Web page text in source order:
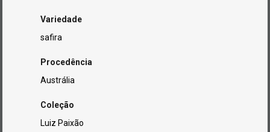
Variedade
safira
Procedência
Austrália
Coleção
Luiz Paixão